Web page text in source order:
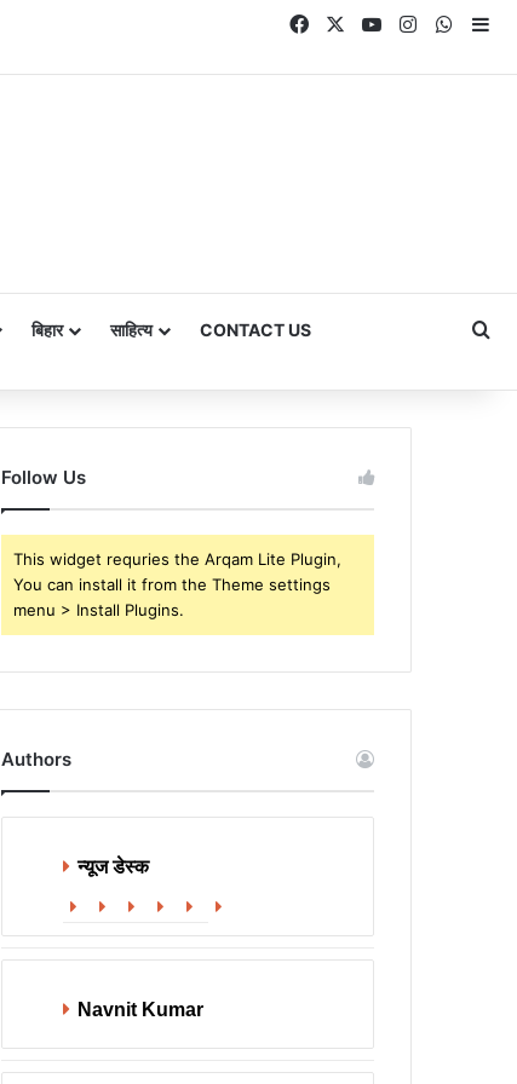
FacebookYouTubeInstagram
बिहार साहित्य CONTACT US
Follow Us
This widget requries the Arqam Lite Plugin,
You can install it from the Theme settings
menu > Install Plugins.
Authors
न्यूज डेस्क
Website
Facebook
X LinkedIn
YouTube
Instagram
Navnit Kumar